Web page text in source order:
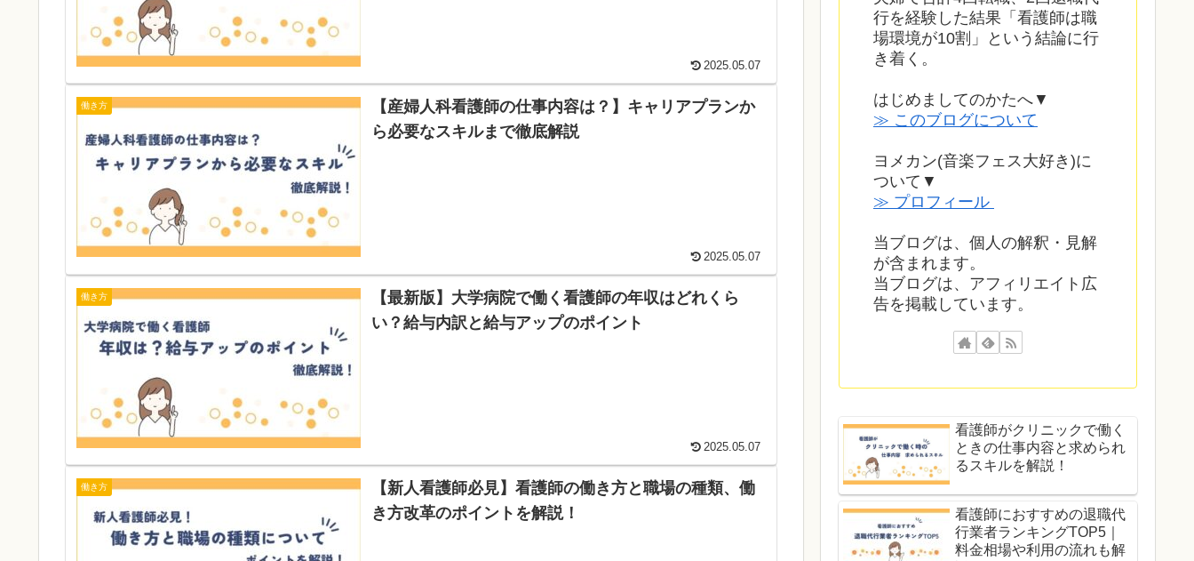
2025.05.07
働き方
【産婦人科看護師の仕事内容は？】キャリアプランか
ら必要なスキルまで徹底解説
2025.05.07
働き方
【最新版】大学病院で働く看護師の年収はどれくら
い？給与内訳と給与アップのポイント
2025.05.07
働き方
【新人看護師必見】看護師の働き方と職場の種類、働
き方改革のポイントを解説！
行を経験した結果「看護師は職
場環境が10割」という結論に行
き着く。
はじめましてのかたへ▼
≫ このブログについて
ヨメカン(音楽フェス大好き)に
ついて▼
≫ プロフィール
当ブログは、個人の解釈・見解
が含まれます。
当ブログは、アフィリエイト広
告を掲載しています。
看護師がクリニックで働く
ときの仕事内容と求められ
るスキルを解説！
看護師におすすめの退職代
行業者ランキングTOP5｜
料金相場や利用の流れも解